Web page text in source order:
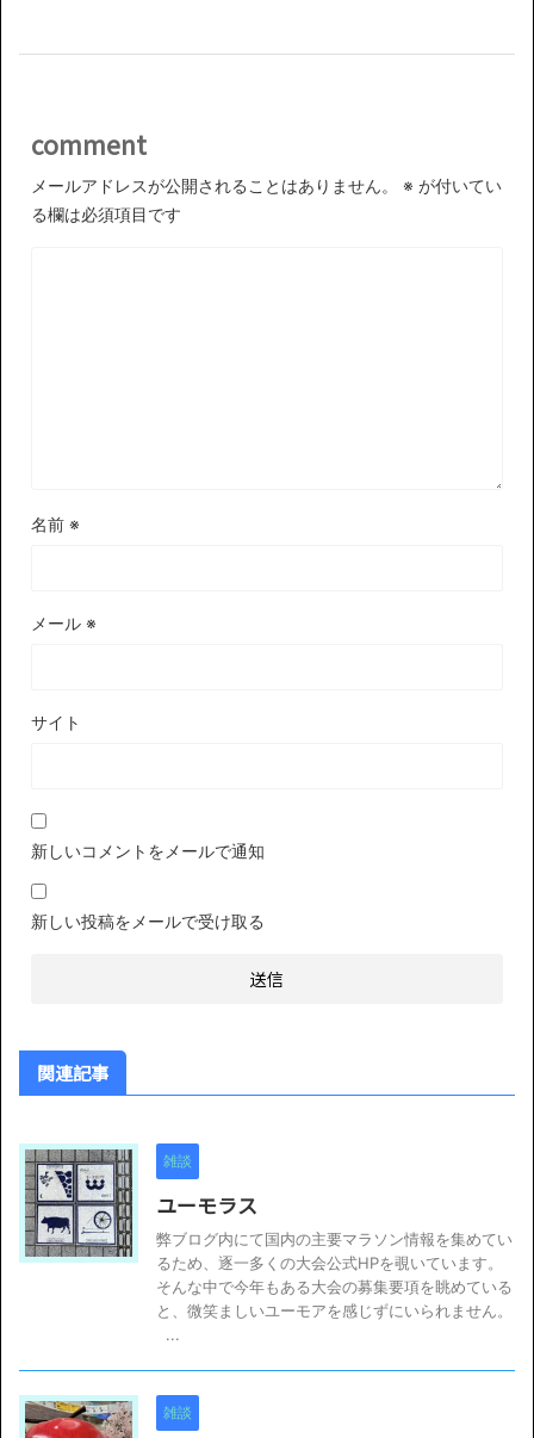
comment
メールアドレスが公開されることはありません。 ※ が付いてい
る欄は必須項目です
名前 ※
メール ※
サイト
新しいコメントをメールで通知
新しい投稿をメールで受け取る
関連記事
雑談
ユーモラス
弊ブログ内にて国内の主要マラソン情報を集めてい
るため、逐一多くの大会公式HPを覗いています。
そんな中で今年もある大会の募集要項を眺めている
と、微笑ましいユーモアを感じずにいられません。
...
雑談